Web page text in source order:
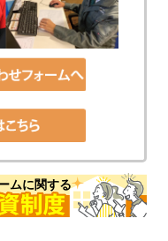
ムに関する